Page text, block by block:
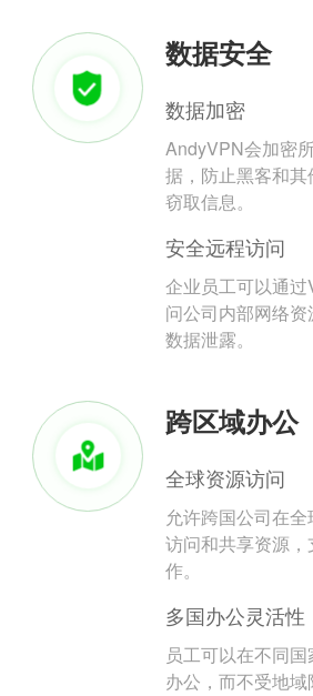
数据安全
数据加密
AndyVPN会加密
据，防止黑客和
窃取信息。
安全远程访问
企业员工可以通
问公司内部网络
数据泄露。
跨区域办公
全球资源访问
允许跨国公司在
访问和共享资源
作。
多国办公灵活性
员工可以在不同
办公，而不受地域